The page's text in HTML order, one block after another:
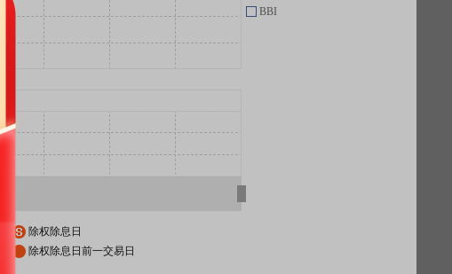
BBI
除权除息日
除权除息日前一交易日